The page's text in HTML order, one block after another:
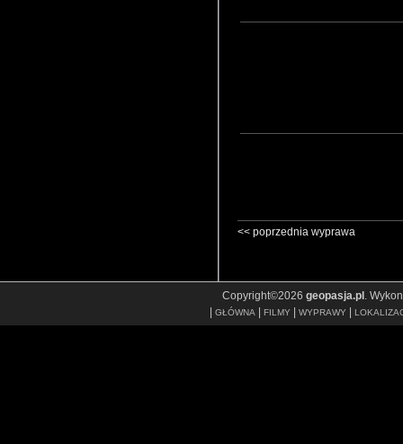
<< poprzednia wyprawa
Copyright©2026 geopasja.pl .
GŁÓWNA| FILMY WYPRAWY